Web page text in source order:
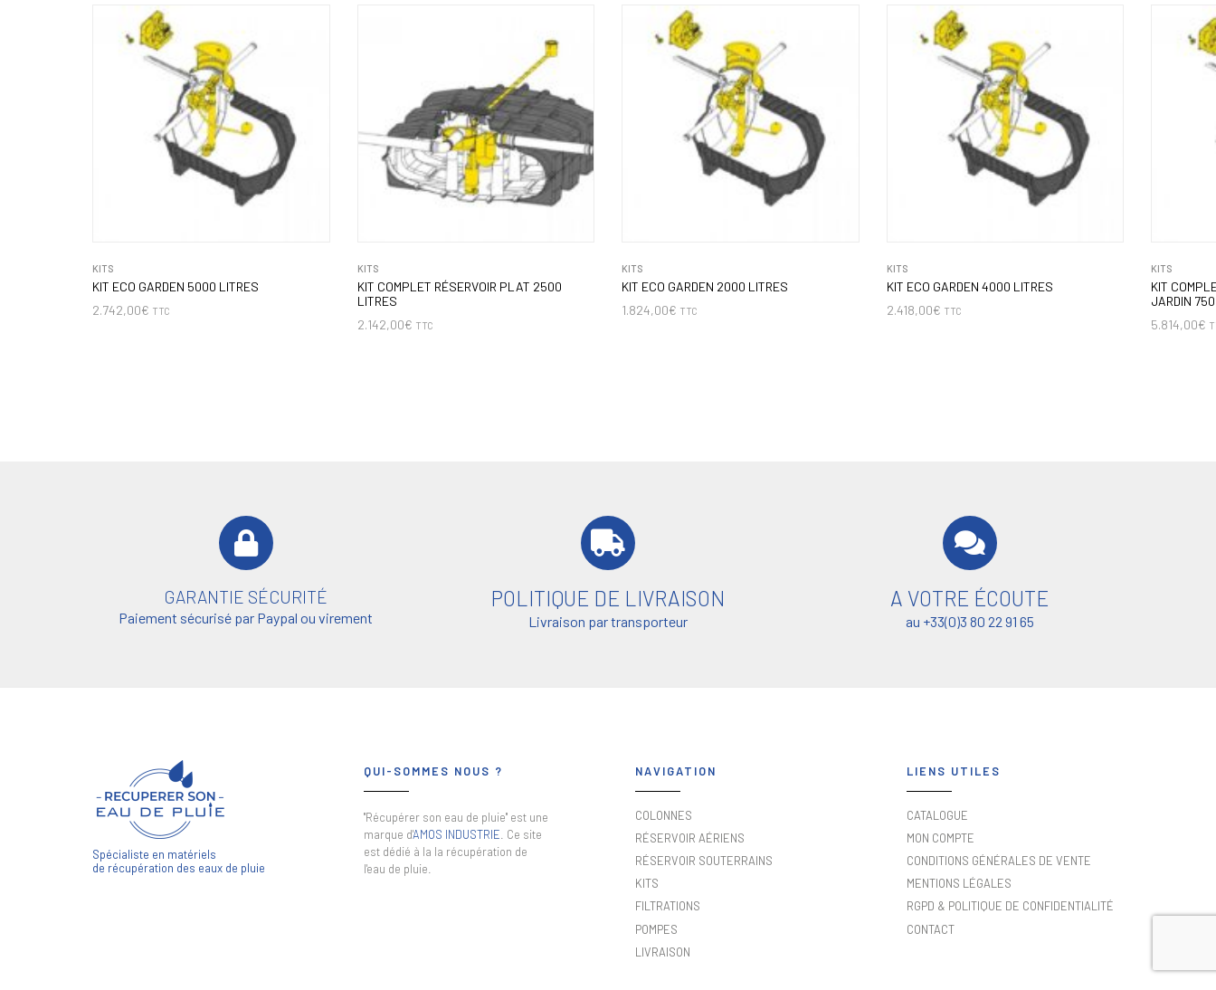
KITS
KIT ECO GARDEN 5000 LITRES
2.742,00€ TTC
KITS
KIT COMPLET RÉSERVOIR PLAT 2500
LITRES
2.142,00€ TTC
KITS
KIT ECO GARDEN 2000 LITRES
1.824,00€ TTC
KITS
KIT ECO GARDEN 4000 LITRES
2.418,00€ TTC
KITS
KIT
JARDIN
5.814,00€
GARANTIE SÉCURITÉ
Paiement sécurisé par Paypal ou virement
POLITIQUE DE LIVRAISON
Livraison par transporteur
A VOTRE ÉCOUTE
au +33(0)3 80 22 91 65
Spécialiste en matériels
de récupération des eaux de pluie
QUI-SOMMES NOUS ?
"Récupérer son eau de pluie" est une
marque d'AMOS INDUSTRIE . Ce site
est dédié à la la récupération de
l'eau de pluie.
NAVIGATION
COLONNES
RÉSERVOIR AÉRIENS
RÉSERVOIR SOUTERRAINS
KITS
FILTRATIONS
POMPES
LIVRAISON
LIENS UTILES
CATALOGUE
MON COMPTE
CONDITIONS GÉNÉRALES DE VENTE
MENTIONS LÉGALES
RGPD & POLITIQUE DE CONFIDENTIALITÉ
CONTACT